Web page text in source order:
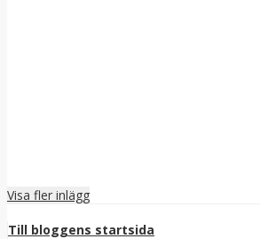
Visa fler inlägg
Till bloggens startsida